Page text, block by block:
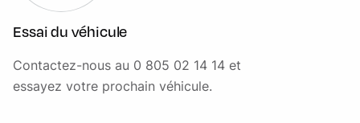
Essai du véhicule
Contactez-nous au 0 805 02 14 14 et
essayez votre prochain véhicule.